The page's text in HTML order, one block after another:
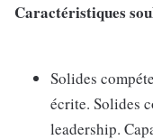
Caractéristiques
Solides
écrite. Solides
leadership.